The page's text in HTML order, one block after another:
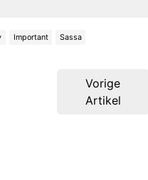
Important Sassa
Vorige
Artikel